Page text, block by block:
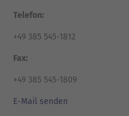
Telefon:
+49 385 545-1812
Fax:
+49 385 545-1809
E-Mail senden